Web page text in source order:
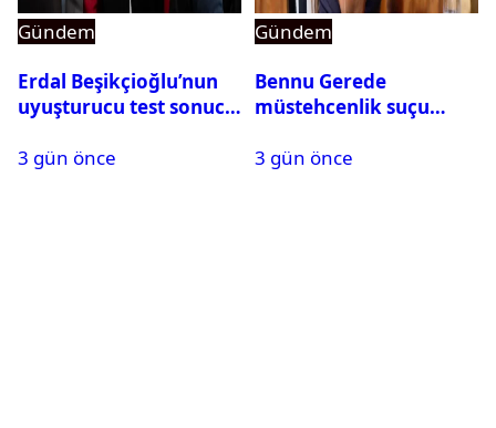
Gündem
Erdal Beşikçioğlu’nun
uyuşturucu test sonucu
3 gün önce
Gündem
Bennu Gerede
müstehcenlik suçu
alındı
3 gün önce